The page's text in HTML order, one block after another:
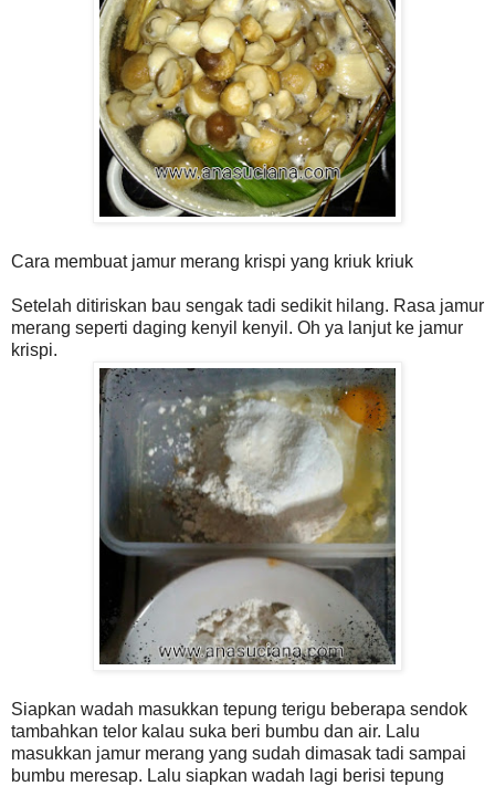
Cara membuat jamur merang krispi yang kriuk kriuk
Setelah ditiriskan bau sengak tadi sedikit hilang. Rasa jamur
merang seperti daging kenyil kenyil. Oh ya lanjut ke jamur
krispi.
Siapkan wadah masukkan tepung terigu beberapa sendok
tambahkan telor kalau suka beri bumbu dan air. Lalu
masukkan jamur merang yang sudah dimasak tadi sampai
bumbu meresap. Lalu siapkan wadah lagi berisi tepung